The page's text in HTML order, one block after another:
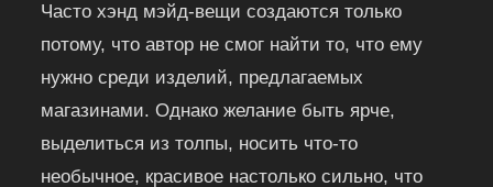
Часто хэнд мэйд-вещи создаются только
потому, что автор не смог найти то, что ему
нужно среди изделий, предлагаемых
магазинами. Однако желание быть ярче,
выделиться из толпы, носить что-то
необычное, красивое настолько сильно, что